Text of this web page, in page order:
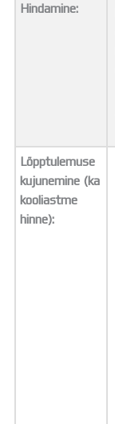
Hindamine:
Lõpptulemuse
kujunemine (ka
kooliastme
hinne):